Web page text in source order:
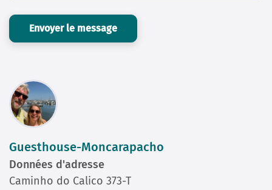
Envoyer le message
Guesthouse-Moncarapacho
Données d'adresse
Caminho do Calico 373-T